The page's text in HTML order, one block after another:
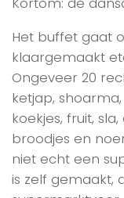
Het buffet gaat
klaargemaakt
Ongeveer 20
ketjap,
koekjes, fruit,
broodjes en
niet echt een
is zelf gemaakt,